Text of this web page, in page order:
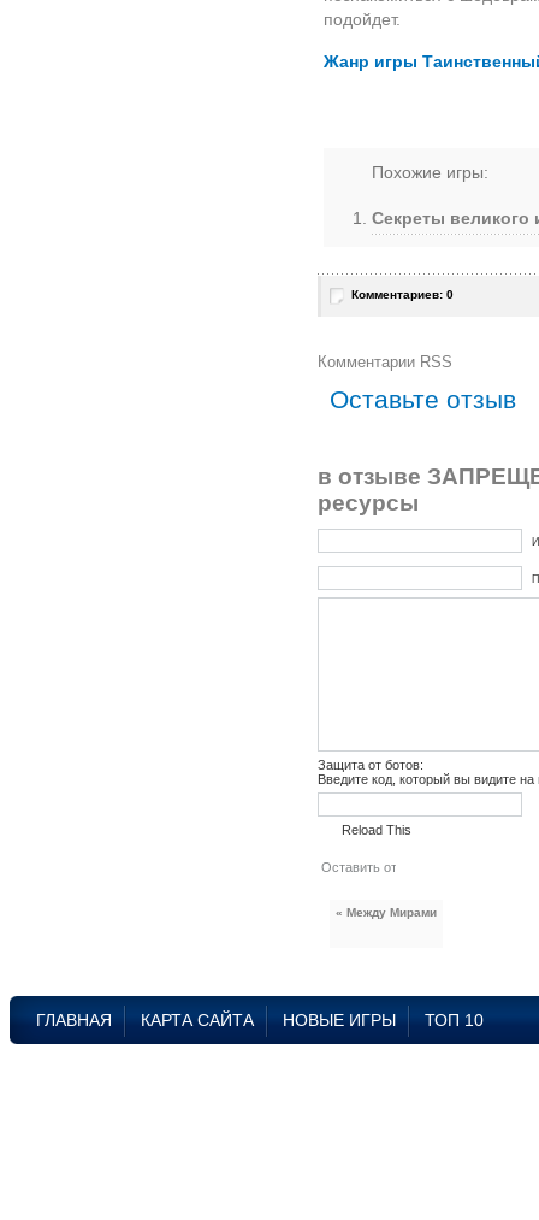
подойдет.
Жанр игры
Похожие игры:
Секреты великого
Комментариев: 0
Комментарии RSS
Оставьте отзыв
в отзыве
ресурсы
Защита от ботов:
Введите код, который вы видите
Reload This
« Между Мирами
ГЛАВНАЯ КАРТА САЙТА НОВЫЕ ИГРЫ ТОП 10